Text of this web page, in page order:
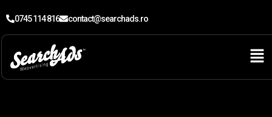
0745 114 816 contact@searchads.ro